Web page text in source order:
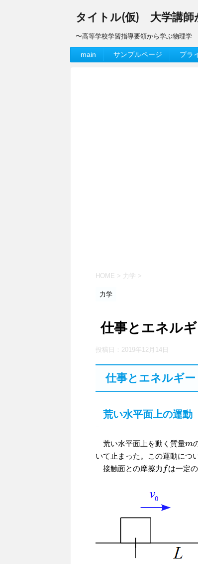
タイトル(仮) 大学講師
〜高等学校学習指導要領から学ぶ物理学
main サンプルページ プラ
HOME > 力学 >
力学
仕事とエネル
投稿日： 2019年12月14日
仕事とエネルギ
荒い水平面上の運動
荒い水平面上を動く質量m
m
いて止まった。この運動につ
接触面との摩擦力 f
f は一定